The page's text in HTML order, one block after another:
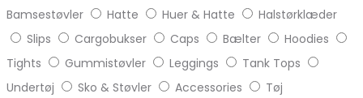
Bamsestøvler
Hatte Huer & Hatte
Halstørklæder
Slips
Cargobukser Caps Bælter
Hoodies
Tights
Gummistøvler Leggings
Tank Tops
Undertøj
Sko & Støvler Accessories Tøj